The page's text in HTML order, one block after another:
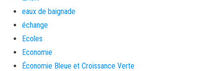
eaux de baignade
échange
Ecoles
Economie
Économie Bleue et Croissance Verte